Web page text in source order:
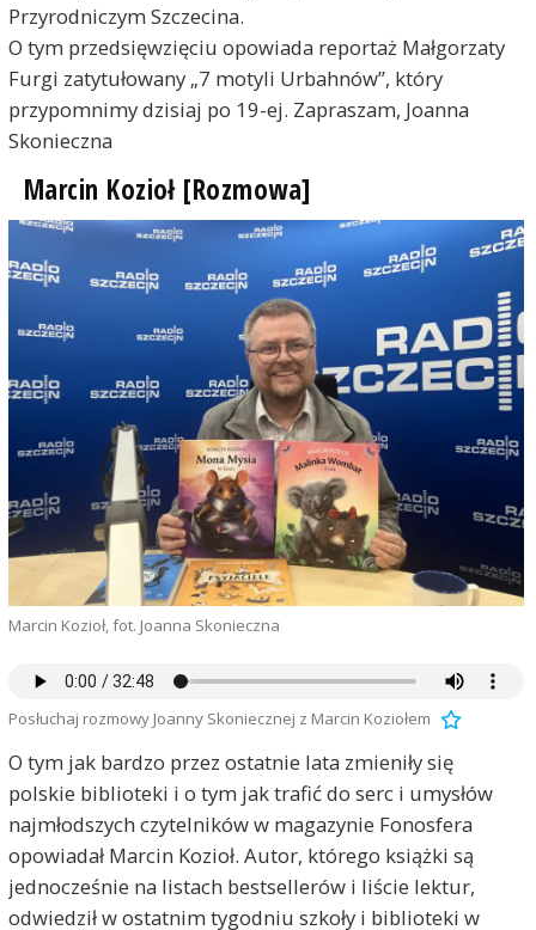
Przyrodniczym Szczecina.
O tym przedsięwzięciu opowiada reportaż Małgorzaty
Furgi zatytułowany „7 motyli Urbahnów”, który
przypomnimy dzisiaj po 19-ej. Zapraszam, Joanna
Skonieczna
Marcin Kozioł [Rozmowa]
Marcin Kozioł, fot. Joanna Skonieczna
Posłuchaj rozmowy Joanny Skoniecznej z Marcin Koziołem
O tym jak bardzo przez ostatnie lata zmieniły się
polskie biblioteki i o tym jak trafić do serc i umysłów
najmłodszych czytelników w magazynie Fonosfera
opowiadał Marcin Kozioł. Autor, którego książki są
jednocześnie na listach bestsellerów i liście lektur,
odwiedził w ostatnim tygodniu szkoły i biblioteki w